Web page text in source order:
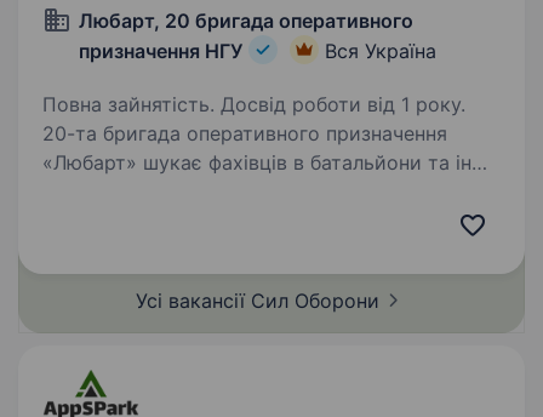
Любарт, 20 бригада оперативного
призначення НГУ
Вся Україна
Повна зайнятість. Досвід роботи від 1 року.
20-та бригада оперативного призначення
«Любарт» шукає фахівців в батальйони та інші
та масштабувати…
Усі вакансії Сил Оборони